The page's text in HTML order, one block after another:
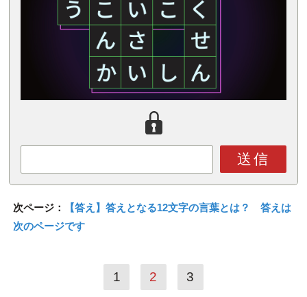
送信
次ページ：
【答え】答えとなる12文字の言葉とは？ 答えは
次のページです
1 2 3